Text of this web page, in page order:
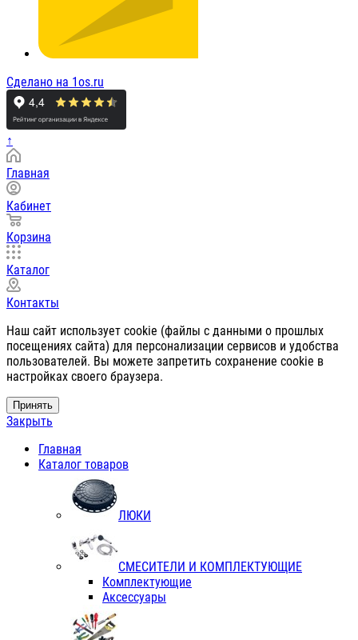
Сделано на 1os.ru
↑
Главная
Кабинет
Корзина
Каталог
Контакты
Наш сайт использует cookie (файлы с данными о прошлых
посещениях сайта) для персонализации сервисов и удобства
пользователей. Вы можете запретить сохранение cookie в
настройках своего браузера.
Принять
Закрыть
Главная
Каталог товаров
ЛЮКИ
СМЕСИТЕЛИ И КОМПЛЕКТУЮЩИЕ
Комплектующие
Аксессуары